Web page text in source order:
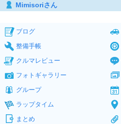
Mimisoriさん
ブログ
整備手帳
クルマレビュー
フォトギャラリー
グループ
ラップタイム
まとめ